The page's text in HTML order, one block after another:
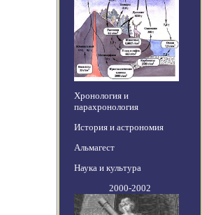
Хронология и
парахронология
История и астрономия
Альмагест
Наука и культура
2000-2002